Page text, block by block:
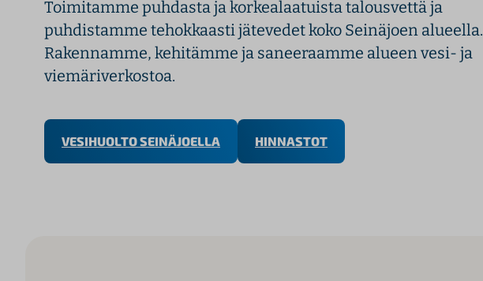
Toimitamme puhdasta ja korkealaatuista talousvettä ja
puhdistamme tehokkaasti jätevedet koko Seinäjoen alueella.
Rakennamme, kehitämme ja saneeraamme alueen vesi- ja
viemäriverkostoa.
VESIHUOLTO SEINÄJOELLA HINNASTOT